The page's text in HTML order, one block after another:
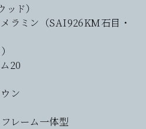
ド）
ラミン（SAI926KM石目・
20
ン
レーム一体型